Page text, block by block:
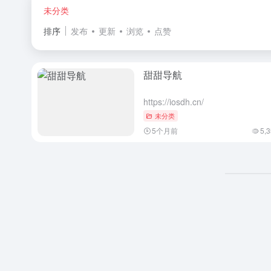
未分类
排序
发布 更新 浏览 点赞
甜甜导航
https://iosdh.cn/
未分类
5个月前